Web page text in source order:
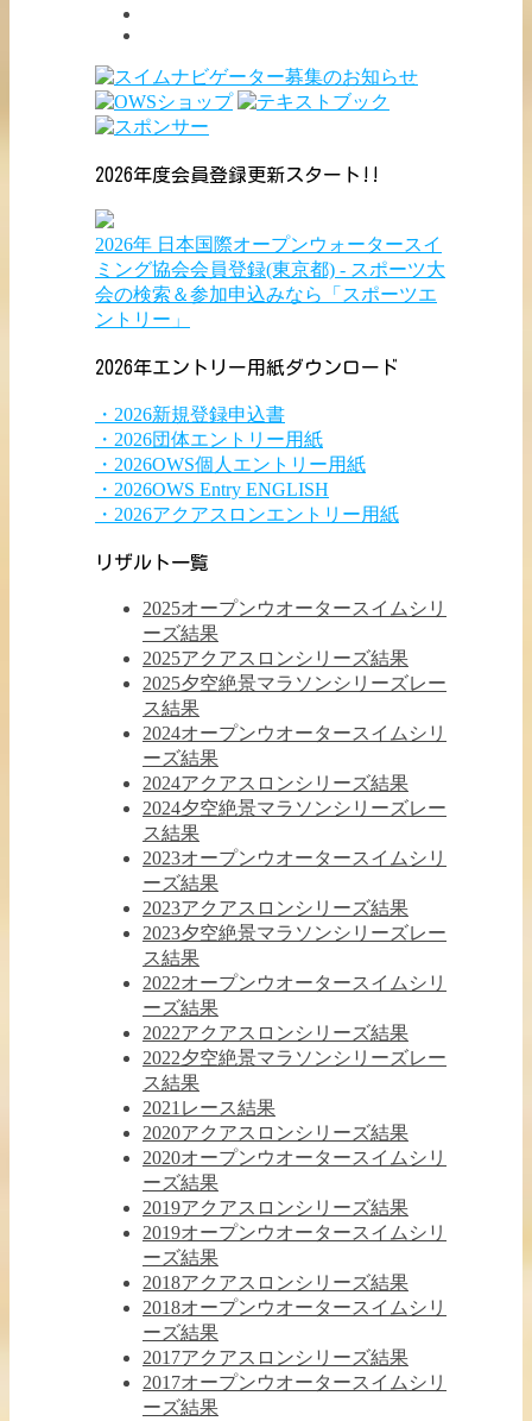
2026年度会員登録更新スタート!!
2026年 日本国際オープンウォータースイ
ミング協会会員登録(東京都) - スポーツ大
会の検索＆参加申込みなら「スポーツエ
ントリー」
2026年エントリー用紙ダウンロード
・2026新規登録申込書
・2026団体エントリー用紙
・2026OWS個人エントリー用紙
・2026OWS Entry ENGLISH
・2026アクアスロンエントリー用紙
リザルト一覧
2025オープンウオータースイムシリ
ーズ結果
2025アクアスロンシリーズ結果
2025夕空絶景マラソンシリーズレー
ス結果
2024オープンウオータースイムシリ
ーズ結果
2024アクアスロンシリーズ結果
2024夕空絶景マラソンシリーズレー
ス結果
2023オープンウオータースイムシリ
ーズ結果
2023アクアスロンシリーズ結果
2023夕空絶景マラソンシリーズレー
ス結果
2022オープンウオータースイムシリ
ーズ結果
2022アクアスロンシリーズ結果
2022夕空絶景マラソンシリーズレー
ス結果
2021レース結果
2020アクアスロンシリーズ結果
2020オープンウオータースイムシリ
ーズ結果
2019アクアスロンシリーズ結果
2019オープンウオータースイムシリ
ーズ結果
2018アクアスロンシリーズ結果
2018オープンウオータースイムシリ
ーズ結果
2017アクアスロンシリーズ結果
2017オープンウオータースイムシリ
ーズ結果